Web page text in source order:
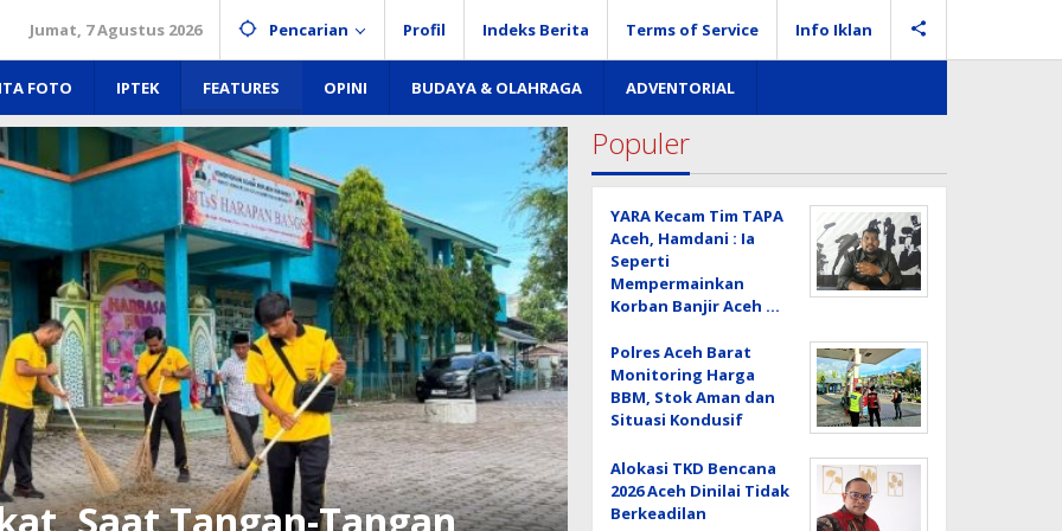
Jumat, 7 Agustus 2026 Pencarian Profil Indeks Berita Terms of Service Info Iklan
FOTO IPTEK FEATURES OPINI BUDAYA & OLAHRAGA ADVENTORIAL
Populer
YARA Kecam Tim TAPA
Aceh, Hamdani : Ia
Seperti
Mempermainkan
Korban Banjir Aceh …
Polres Aceh Barat
Monitoring Harga
BBM, Stok Aman dan
Situasi Kondusif
Alokasi TKD Bencana
2026 Aceh Dinilai Tidak
Berkeadilan